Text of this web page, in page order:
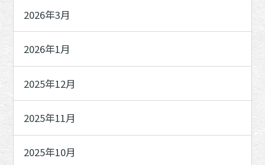
2026年3月
2026年1月
2025年12月
2025年11月
2025年10月